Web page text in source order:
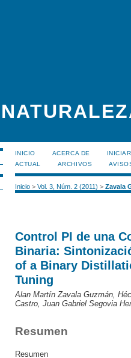
INICIO ACERCA DE
ACTUAL
ARCHIVOS
Inicio> Vol. 3, Núm. 2 (2011) > Zavala
Control PI de una
Binaria:
of a Binary
Tuning
Alan Martín Zavala Guzmán,
Castro, Juan Gabriel Segovia
Resumen
Resumen